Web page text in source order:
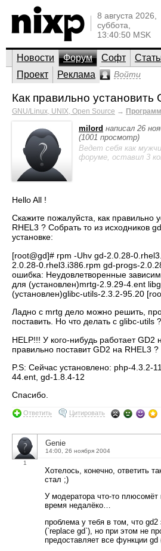
8 августа 2026,
суббота,
13:40:50 MSK
Новости Форум Софт
Проект
Реклама Войти
Как правильно установить
GNU/Linux, UNIX, Open Source →
milord написал 26
(1001 просмотр)
Ведет себя как
форуме, оставил 3
Hello All !
Скажите пожалуйста, как правильно
RHEL3 ? Собрать то из исходников
установке:
[root@gd]# rpm -Uhv gd-2.0.28-
2.0.28-0.rhel3.i386.rpm gd-progs-
ошибка: Hеудовлетворенные
для (установлен)mrtg-2.9.29-4.ent
(установлен)glibc-utils-2.3.2-95.20
Ладно с mrtg дело можно решить,
поставить. Hо что делать с glibc-utils
HELP!!! У кого-нибудь работает GD2
правильно поставит GD2 на RHEL3 ?
P.S: Сейчас установлено: php-4.3.2-
44.ent, gd-1.8.4-12
Спасибо.
Ответить Цитировать
1
Genie
14:00, 26 ноября 2004
Хотелось, конечно, ответить
стал ;)
У модератора что-то плюсомёт
время недалёко…
проблема у тебя в том, что gd2
(`replace gd`), но при этом не
предоставляет все функции gd